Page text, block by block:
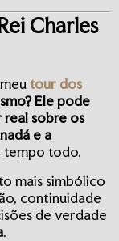
Charles
meutour dos
Ele pode
sobre os
e a
tempo todo.
mais simbólico
continuidade
de verdade
.